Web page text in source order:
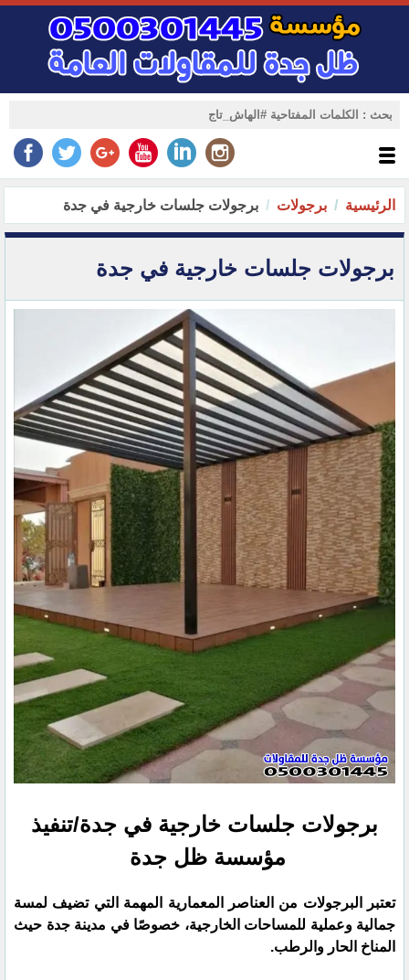
الرئيسية برجولات برجولات جلسات خارجية في جدة
برجولات جلسات خارجية في جدة
برجولات جلسات خارجية في جدة/تنفيذ
مؤسسة ظل جدة
تعتبر البرجولات من العناصر المعمارية المهمة التي تضيف لمسة
جمالية وعملية للمساحات الخارجية، خصوصًا في مدينة جدة حيث
المناخ الحار والرطب.